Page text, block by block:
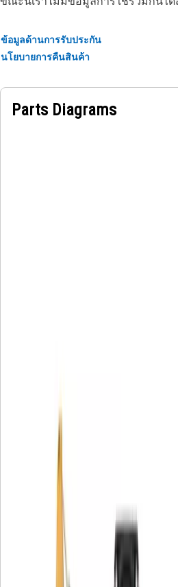
ข้อมูลด้านการรับประกัน
นโยบายการคืนสินค้า
Parts Diagrams